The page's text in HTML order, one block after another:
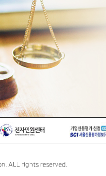
ALL rights reserved.